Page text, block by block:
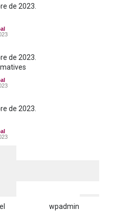
de 2023.
de 2023.
de 2023.
2023. Ple
wpadmin